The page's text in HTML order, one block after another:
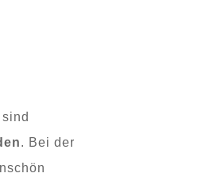
. Bei der